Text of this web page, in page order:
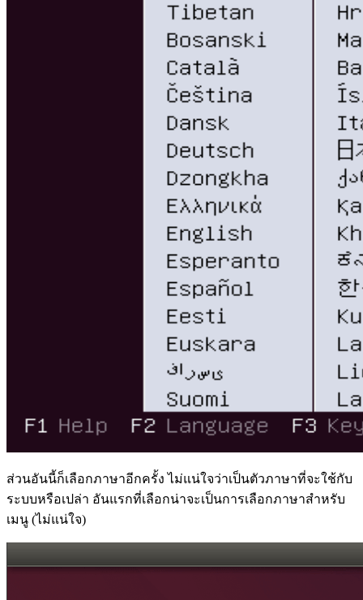
ส่วนอันนี้ก็เลือกภาษาอีกครั้ง ไม่แน่ใจว่าเป็นตัวภาษาที่จะใช้กับ
ระบบหรือเปล่า อันแรกที่เลือกน่าจะเป็นการเลือกภาษาสำหรับ
เมนู (ไม่แน่ใจ)